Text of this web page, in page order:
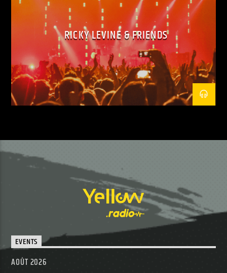
RICKY LEVINE & FRIENDS
EVENTS
AOÛT 2026